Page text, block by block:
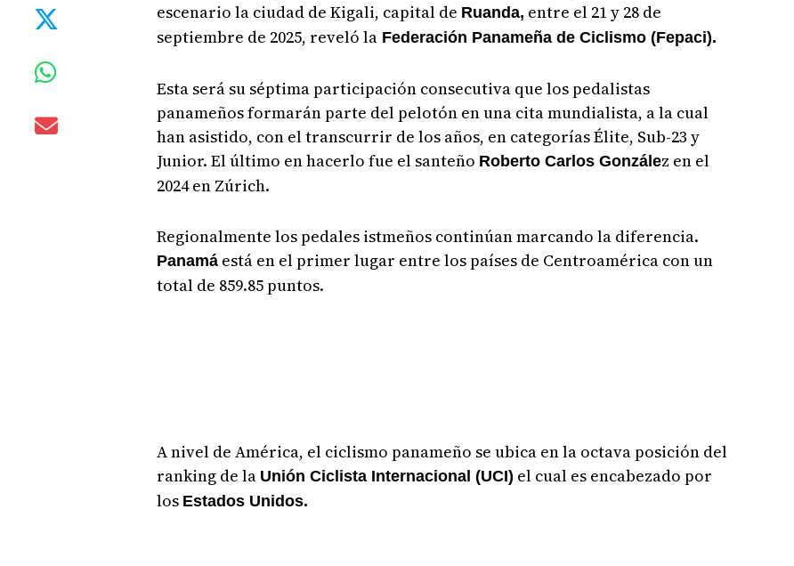
escenario la ciudad de Kigali, capital de Ruanda, entre el 21 y 28 de
septiembre de 2025, reveló laFederación Panameña de Ciclismo (Fepaci).
Esta será su séptima participación consecutiva que los pedalistas
panameños formarán parte del pelotón en una cita mundialista, a la cual
han asistido, con el transcurrir de los años, en categorías Élite, Sub-23 y
Junior. El último en hacerlo fue el santeño Roberto Carlos González en el
2024 en Zúrich.
Regionalmente los pedales istmeños continúan marcando la diferencia.
Panamáestá en el primer lugar entre los países de Centroamérica con un
total de 859.85 puntos.
A nivel de América, el ciclismo panameño se ubica en la octava posición del
ranking de la Unión Ciclista Internacional (UCI) el cual es encabezado por
los Estados Unidos.